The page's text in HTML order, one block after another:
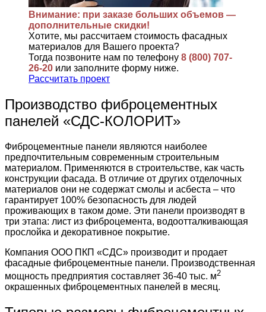
Внимание: при заказе больших объемов —
дополнительные скидки!
Хотите, мы рассчитаем стоимость фасадных
материалов для Вашего проекта?
Тогда позвоните нам по телефону 8 (800) 707-
26-20 или заполните форму ниже.
Рассчитать проект
Производство фиброцементных
панелей «СДС-КОЛОРИТ»
Фиброцементные панели являются наиболее
предпочтительным современным строительным
материалом. Применяются в строительстве, как часть
конструкции фасада. В отличие от других отделочных
материалов они не содержат смолы и асбеста – что
гарантирует 100% безопасность для людей
проживающих в таком доме. Эти панели производят в
три этапа: лист из фиброцемента, водоотталкивающая
прослойка и декоративное покрытие.
Компания ООО ПКП «СДС» производит и продает
фасадные фиброцементные панели. Производственная
мощность предприятия составляет 36-40 тыс. м2
окрашенных фиброцементных панелей в месяц.